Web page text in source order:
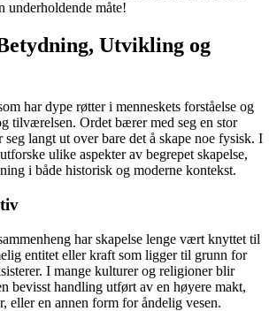
underholdende måte!
Utvikling og
har dype røtter i menneskets forståelse og
tilværelsen. Ordet bærer med seg en stor
langt ut over bare det å skape noe fysisk. I
ulike aspekter av begrepet skapelse,
i både historisk og moderne kontekst.
har skapelse lenge vært knyttet til
entitet eller kraft som ligger til grunn for
I mange kulturer og religioner blir
bevisst handling utført av en høyere makt,
eller en annen form for åndelig vesen.